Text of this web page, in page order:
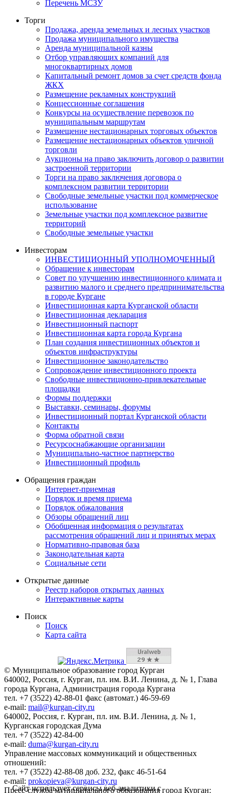
Перечень МСЗУ
Торги
Продажа, аренда земельных и лесных участков
Продажа муниципального имущества
Аренда муниципальной казны
Отбор управляющих компаний для
многоквартирных домов
Капитальный ремонт домов за счет средств фонда
ЖКХ
Размещение рекламных конструкций
Концессионные соглашения
Конкурсы на осуществление перевозок по
муниципальным маршрутам
Размещение нестационарных торговых объектов
Размещение нестационарных объектов уличной
торговли
Аукционы на право заключить договор о развитии
застроенной территории
Торги на право заключения договора о
комплексном развитии территории
Свободные земельные участки под коммерческое
использование
Земельные участки под комплексное развитие
территорий
Свободные земельные участки
Инвесторам
ИНВЕСТИЦИОННЫЙ УПОЛНОМОЧЕННЫЙ
Обращение к инвесторам
Совет по улучшению инвестиционного климата и
развитию малого и среднего предпринимательства
в городе Кургане
Инвестиционная карта Курганской области
Инвестиционная декларация
Инвестиционный паспорт
Инвестиционная карта города Кургана
План создания инвестиционных объектов и
объектов инфраструктуры
Инвестиционное законодательство
Сопровождение инвестиционного проекта
Свободные инвестиционно-привлекательные
площадки
Формы поддержки
Выставки, семинары, форумы
Инвестиционный портал Курганской области
Контакты
Форма обратной связи
Ресурсоснабжающие организации
Муниципально-частное партнерство
Инвестиционный профиль
Обращения граждан
Интернет-приемная
Порядок и время приема
Порядок обжалования
Обзоры обращений лиц
Обобщенная информация о результатах
рассмотрения обращений лиц и принятых мерах
Нормативно-правовая база
Законодательная карта
Социальные сети
Открытые данные
Реестр наборов открытых данных
Интерактивные карты
Поиск
Поиск
Карта сайта
© Муниципальное образование город Курган
640002, Россия, г. Курган, пл. им. В.И. Ленина, д. № 1, Глава
города Кургана, Администрация города Кургана
тел. +7 (3522) 42-88-01 факс (автомат.) 46-59-69
e-mail: mail@kurgan-city.ru
640002, Россия, г. Курган, пл. им. В.И. Ленина, д. № 1,
Курганская городская Дума
тел. +7 (3522) 42-84-00
e-mail: duma@kurgan-city.ru
Управление массовых коммуникаций и общественных
отношений:
тел. +7 (3522) 42-88-08 доб. 232, факс 46-51-64
e-mail: prokopieva@kurgan-city.ru
Пресс-служба муниципального образования город Курган:
Сайт использует сервисы веб-аналитики с